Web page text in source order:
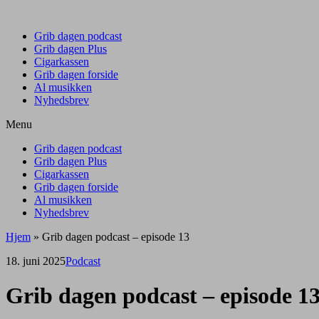
Grib dagen podcast
Grib dagen Plus
Cigarkassen
Grib dagen forside
Al musikken
Nyhedsbrev
Menu
Grib dagen podcast
Grib dagen Plus
Cigarkassen
Grib dagen forside
Al musikken
Nyhedsbrev
Hjem » Grib dagen podcast – episode 13
18. juni 2025Podcast
Grib dagen podcast – episode